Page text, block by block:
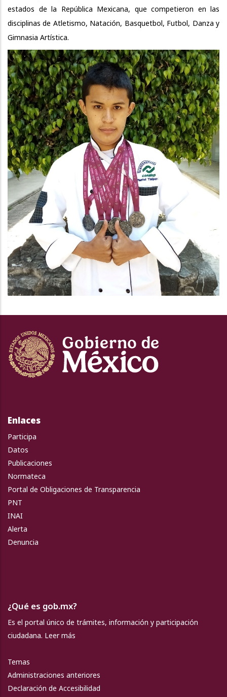
estados de la República Mexicana, que competieron en las
disciplinas de Atletismo, Natación, Basquetbol, Futbol, Danza y
Gimnasia Artística.
Enlaces
Participa
Datos
Publicaciones
Normateca
Portal de Obligaciones de Transparencia
PNT
INAI
Alerta
Denuncia
¿Qué es gob.mx?
Es el portal único de trámites, información y participación
ciudadana. Leer más
Temas
Administraciones anteriores
Declaración de Accesibilidad